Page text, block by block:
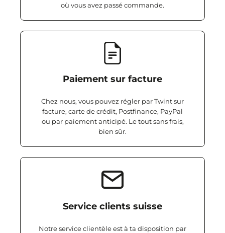
où vous avez passé commande.
Paiement sur facture
Chez nous, vous pouvez régler par Twint sur
facture, carte de crédit, Postfinance, PayPal
ou par paiement anticipé. Le tout sans frais,
bien sûr.
Service clients suisse
Notre service clientèle est à ta disposition par